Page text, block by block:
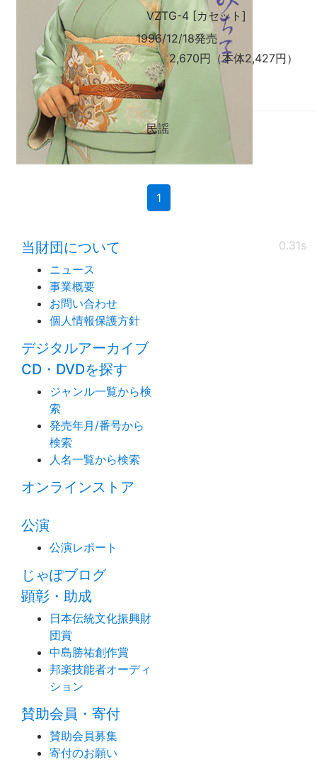
VZTG-4 [カセット]
1996/12/18発売
2,670円（本体2,427円）
民謡
1(current)
0.31s
当財団について
ニュース
事業概要
お問い合わせ
個人情報保護方針
デジタルアーカイブ
CD・DVDを探す
ジャンル一覧から検
索
発売年月/番号から
検索
人名一覧から検索
オンラインストア
公演
公演レポート
じゃぽブログ
顕彰・助成
日本伝統文化振興財
団賞
中島勝祐創作賞
邦楽技能者オーディ
ション
賛助会員・寄付
賛助会員募集
寄付のお願い